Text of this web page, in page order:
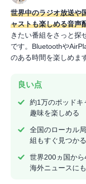
世界中のラジオ放送や
ャストも楽しめる音声
きたい番組をさっと探
です。Bluetoothや
のある時間を楽しめま
良い点
約1万のポッドキ
趣味を楽しめる
全国のローカル
組もすぐ見つかる
世界200ヵ国か
海外ニュースに